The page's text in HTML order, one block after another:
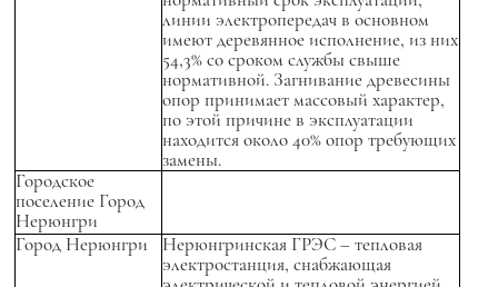
линии электропередач в основном
имеют деревянное исполнение, из них
54,3% со сроком службы свыше
нормативной. Загнивание древесины
опор принимает массовый характер,
по этой причине в эксплуатации
находится около 40% опор требующих
замены.
Городское
поселение Город
Нерюнгри
Город Нерюнгри
Нерюнгринская ГРЭС – тепловая
электростанция, снабжающая